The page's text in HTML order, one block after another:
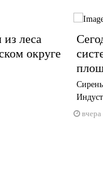
леса
округе
вчера